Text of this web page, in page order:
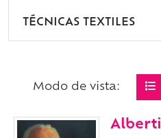
TÉCNICAS TEXTILES
Modo de vista:
Alberti